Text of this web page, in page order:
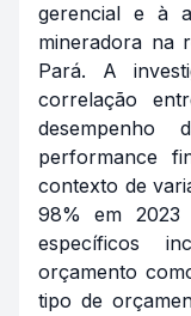
gerencial e à
mineradora na
Pará. A
correlação
performance
contexto de
98% em 2023
específicos
orçamento
tipo de